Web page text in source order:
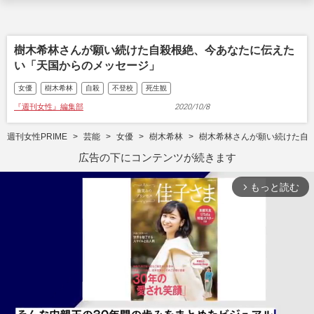
樹木希林さんが願い続けた自殺根絶、今あなたに伝えた
い「天国からのメッセージ」
女優 樹木希林 自殺 不登校 死生観
『週刊女性』編集部 2020/10/8
週刊女性PRIME 芸能 女優 樹木希林 樹木希林さんが願い続けた自
広告の下にコンテンツが続きます
arrow_forward_ios もっと読む